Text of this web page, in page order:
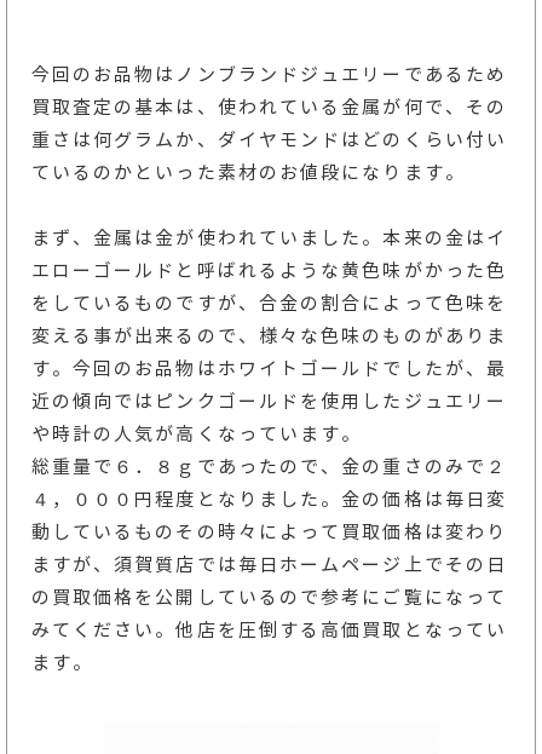
今回のお品物はノンブランドジュエリーであるため
買取査定の基本は、使われている金属が何で、その
重さは何グラムか、ダイヤモンドはどのくらい付い
ているのかといった素材のお値段になります。
まず、金属は金が使われていました。本来の金はイ
エローゴールドと呼ばれるような黄色味がかった色
をしているものですが、合金の割合によって色味を
変える事が出来るので、様々な色味のものがありま
す。今回のお品物はホワイトゴールドでしたが、最
近の傾向ではピンクゴールドを使用したジュエリー
や時計の人気が高くなっています。
総重量で６．８ｇであったので、金の重さのみで２
４，０００円程度となりました。金の価格は毎日変
動しているものその時々によって買取価格は変わり
ますが、須賀質店では毎日ホームページ上でその日
の買取価格を公開しているので参考にご覧になって
みてください。他店を圧倒する高価買取となってい
ます。